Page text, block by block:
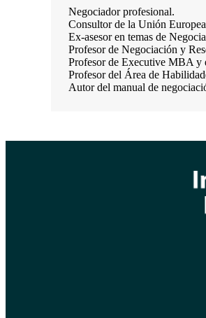
Negociador profesional.
Consultor de la Unión
Ex-asesor en temas de
Profesor de Negociación y
Profesor de Executive MBA y
Profesor del Área de
Autor del manual de